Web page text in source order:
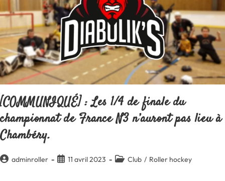
Bonnot
[COMMUNIQUÉ] : Les 1/4 de finale du
championnat de France N3 n’auront pas lieu à
Chambéry.
Auteur/autrice
adminroller
Publication
11 avril 2023
PostClub / Roller hockey